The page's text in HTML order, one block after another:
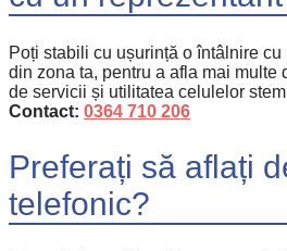
Poți stabili cu ușurință o întâlnire cu
din zona ta, pentru a afla mai multe
de servicii și utilitatea celulelor
Contact: 0364 710 206
Preferați să aflați
telefonic?